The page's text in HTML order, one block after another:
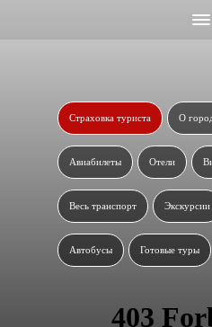
Страховка туриста О
Авиабилеты Отели
Весь транспорт Экскурсии
Автобусы Готовые туры